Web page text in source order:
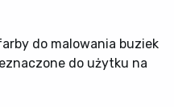
do malowania buziek
do użytku na